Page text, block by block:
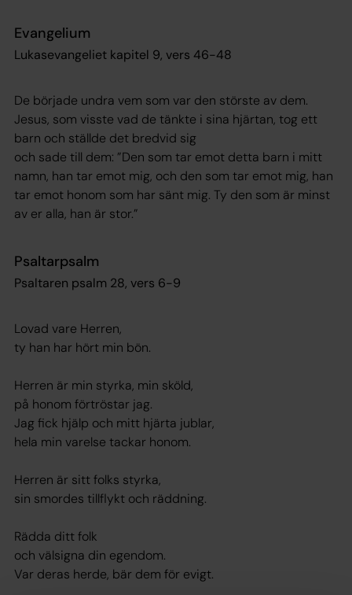
Evangelium
Lukasevangeliet kapitel 9, vers 46-48
De började undra vem som var den störste av dem.
Jesus, som visste vad de tänkte i sina hjärtan, tog ett
barn och ställde det bredvid sig
och sade till dem: ”Den som tar emot detta barn i mitt
namn, han tar emot mig, och den som tar emot mig, han
tar emot honom som har sänt mig. Ty den som är minst
av er alla, han är stor.”
Psaltarpsalm
Psaltaren psalm 28, vers 6-9
Lovad vare Herren,
ty han har hört min bön.
Herren är min styrka, min sköld,
på honom förtröstar jag.
Jag fick hjälp och mitt hjärta jublar,
hela min varelse tackar honom.
Herren är sitt folks styrka,
sin smordes tillflykt och räddning.
Rädda ditt folk
och välsigna din egendom.
Var deras herde, bär dem för evigt.